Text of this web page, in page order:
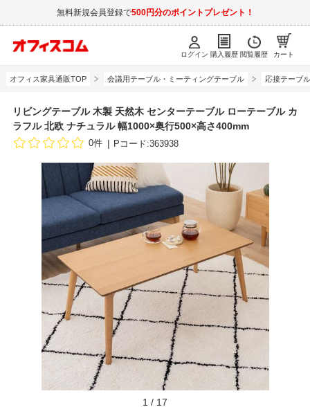
無料新規会員登録で500円分のポイントプレゼント！
ログイン 購入履歴 閲覧履歴 カート
オフィス家具通販TOP 会議用テーブル・ミーティングテーブル 応接テーブ
リビングテーブル 木製 天然木 センターテーブル ローテーブル カ
ラフル 北欧 ナチュラル 幅1000×奥行500×高さ400mm
0件 Pコード:363938
1 / 17